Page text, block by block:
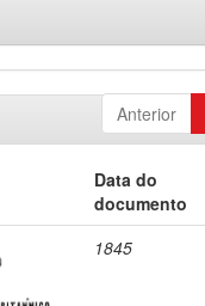
Anterior
Data do
documento
1845